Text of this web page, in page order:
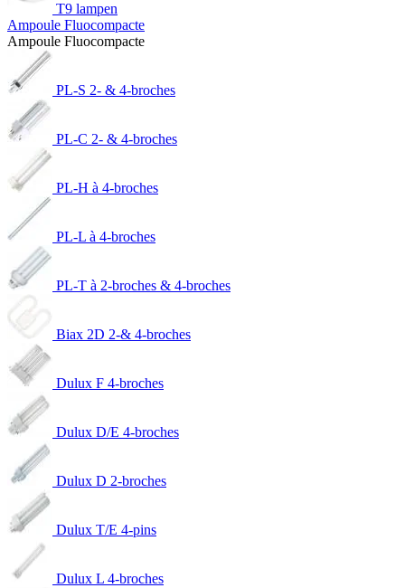
T9 lampen
Ampoule Fluocompacte
Ampoule Fluocompacte
PL-S 2- & 4-broches
PL-C 2- & 4-broches
PL-H à 4-broches
PL-L à 4-broches
PL-T à 2-broches & 4-broches
Biax 2D 2-& 4-broches
Dulux F 4-broches
Dulux D/E 4-broches
Dulux D 2-broches
Dulux T/E 4-pins
Dulux L 4-broches